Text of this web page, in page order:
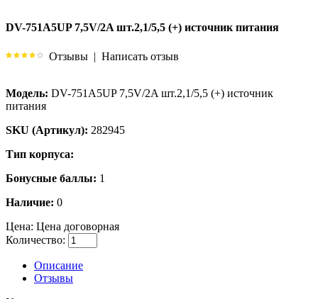
DV-751A5UP 7,5V/2A шт.2,1/5,5 (+) источник питания
Отзывы | Написать отзыв
Модель: DV-751A5UP 7,5V/2A шт.2,1/5,5 (+) источник
питания
SKU (Артикул): 282945
Тип корпуса:
Бонусные баллы: 1
Наличие: 0
Цена: Цена договорная
Количество:
Описание
Отзывы